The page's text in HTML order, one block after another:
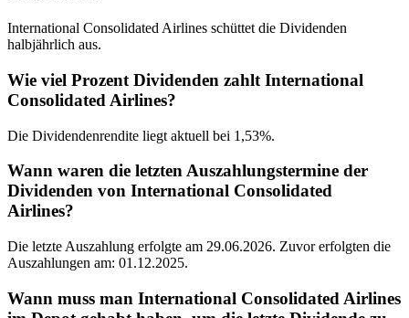
International Consolidated Airlines schüttet die Dividenden
halbjährlich aus.
Wie viel Prozent Dividenden zahlt International
Consolidated Airlines?
Die Dividendenrendite liegt aktuell bei 1,53%.
Wann waren die letzten Auszahlungstermine der
Dividenden von International Consolidated
Airlines?
Die letzte Auszahlung erfolgte am 29.06.2026. Zuvor erfolgten die
Auszahlungen am: 01.12.2025.
Wann muss man International Consolidated Airlines